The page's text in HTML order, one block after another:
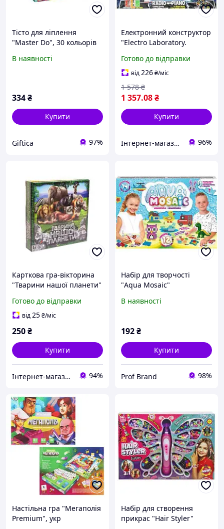
Тісто для ліплення
"Master Do", 30 кольорів
В наявності
334₴
Купити
Giftica 97%
Електронний конструктор
"Electro Laboratory.
Готово до відправки
від226₴/міс
1 357.08₴
1 578 ₴
Купити
Інтернет-магазин "NOWA" - товари для всієї родини! 96%
Карткова гра-вікторина
"Тварини нашої планети"
Готово до відправки
від25₴/міс
250₴
Купити
Інтернет-магазин срібних прикрас "Талісман" 94%
Набір для творчості
"Aqua Mosaic"
В наявності
192₴
Купити
Prof Brand 98%
Настільна гра "Мегаполія
Premium", укр
Набір для створення
прикрас "Hair Styler"